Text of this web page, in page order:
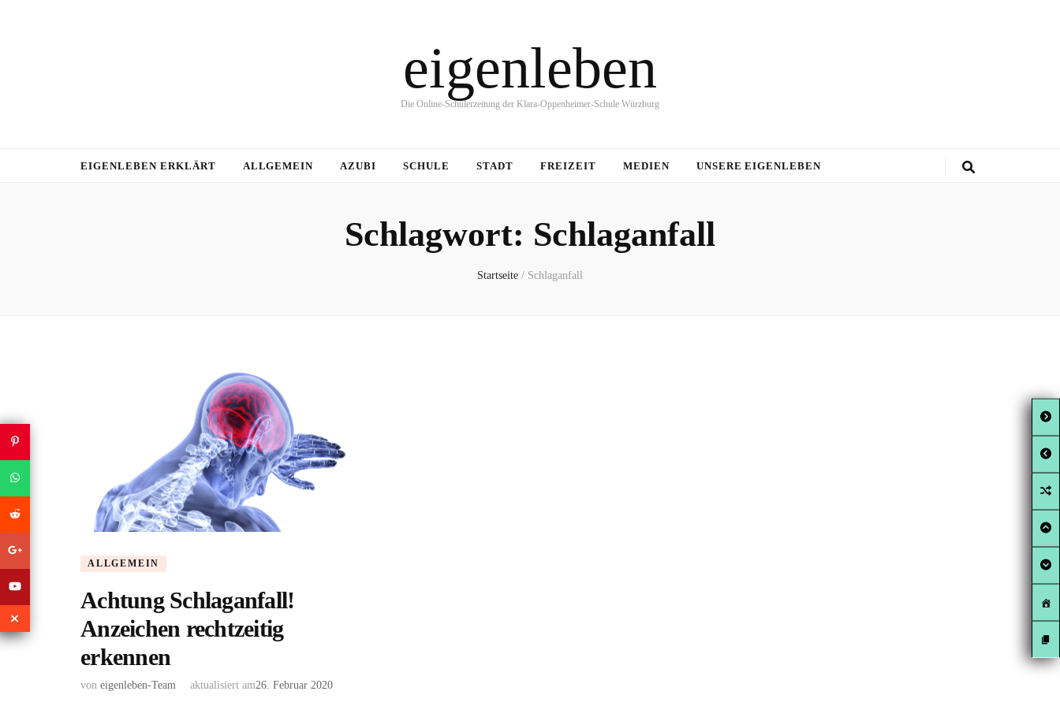
eigenleben
Die Online-Schülerzeitung der Klara-Oppenheimer-Schule Würzburg
EIGENLEBEN ERKLÄRT ALLGEMEIN AZUBI SCHULE STADT FREIZEIT MEDIEN UNSERE EIGENLEBEN
Schlagwort: Schlaganfall
Startseite / Schlaganfall
ALLGEMEIN
Achtung Schlaganfall!
Anzeichen rechtzeitig
erkennen
von eigenleben-Team aktualisiert am26. Februar 2020